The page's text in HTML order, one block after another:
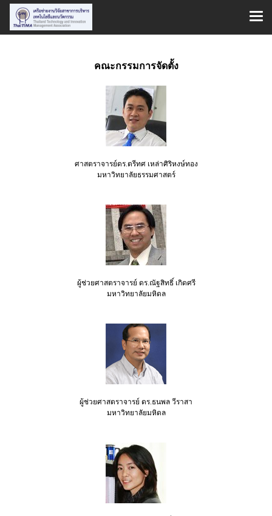
คณะกรรมการจัดตั้ง
ศาสตราจารย์ดร.ตรีทศ เหล่าศิริหงษ์ทอง
มหาวิทยาลัยธรรมศาสตร์
ผู้ช่วยศาสตราจารย์ ดร.ณัฐสิทธิ์ เกิดศรี
มหาวิทยาลัยมหิดล
ผู้ช่วยศาสตราจารย์ ดร.ธนพล วีราสา
มหาวิทยาลัยมหิดล